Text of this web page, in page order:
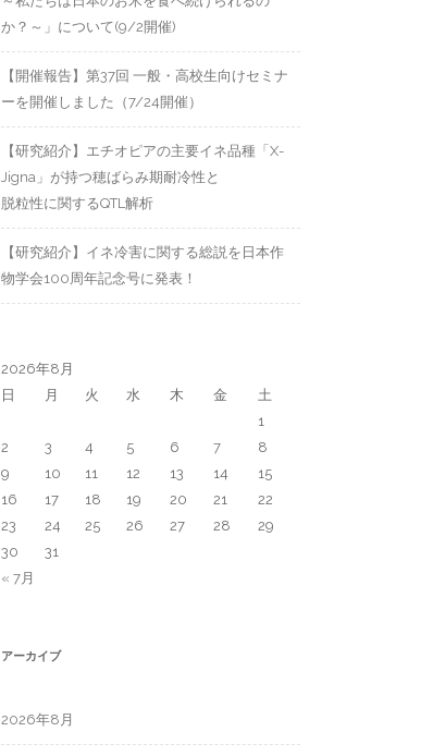
か？～」について(9/2開催)
【開催報告】第37回 一般・高校生向けセミナ
ーを開催しました（7/24開催）
【研究紹介】エチオピアの主要イネ品種「X-
Jigna」が持つ穂ばらみ期耐冷性と
脱粒性に関するQTL解析
【研究紹介】イネ冷害に関する総説を日本作
物学会100周年記念号に発表！
2026年8月
日
月 火 水 木 金 土
« 7月
1
2
3 4 5 6 7
8
9
10 11 12 13 14
15
16
17 18 19 20 21
22
23
24 25 26 27 28
29
30
31
アーカイブ
2026年8月